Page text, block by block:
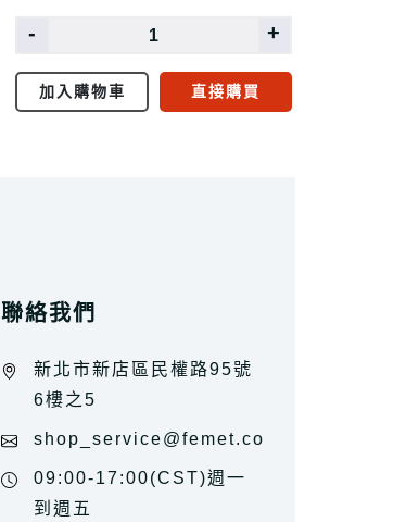
- +
加入購物車 直接購買
聯絡我們
新北市新店區民權路95號
6樓之5
shop_service@femet.com.tw
09:00-17:00(CST)週一
到週五